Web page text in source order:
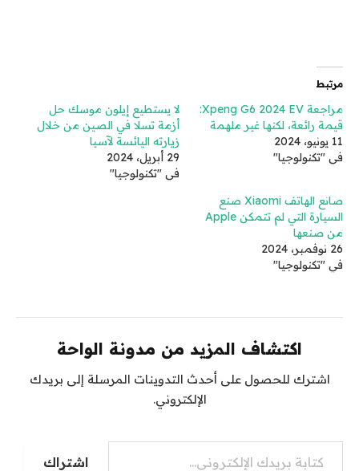
مرتبط
مراجعة Xpeng G6 2024 EV:
قيمة رائعة، لكنها غير ملهمة
11 يونيو، 2024
في "تكنولوجيا"
لا يستطيع إيلون موسك حل
أزمة تسلا في الصين من خلال
زيارته اليائسة لآسيا
29 أبريل، 2024
في "تكنولوجيا"
صانع الهاتف Xiaomi صنع
السيارة التي لم تتمكن Apple
من صنعها
26 نوفمبر، 2024
في "تكنولوجيا"
اكتشاف المزيد من مدونة الواحة
اشترك للحصول على أحدث التدوينات المرسلة إلى بريدك
الإلكتروني.
كتابة بريدك الإلكتروني...
اشتراك